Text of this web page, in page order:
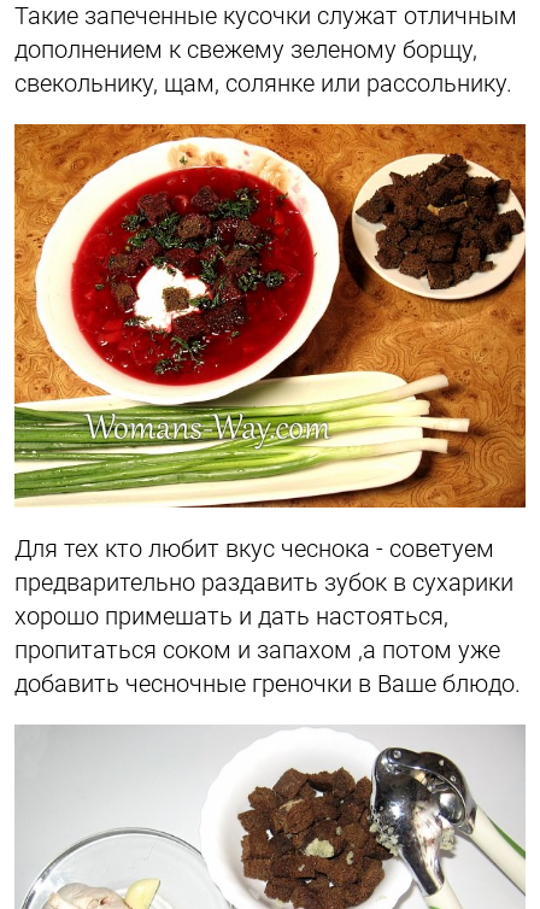
Такие запеченные кусочки служат отличным
дополнением к свежему зеленому борщу,
свекольнику, щам, солянке или рассольнику.
Для тех кто любит вкус чеснока - советуем
предварительно раздавить зубок в сухарики
хорошо примешать и дать настояться,
пропитаться соком и запахом ,а потом уже
добавить чесночные греночки в Ваше блюдо.